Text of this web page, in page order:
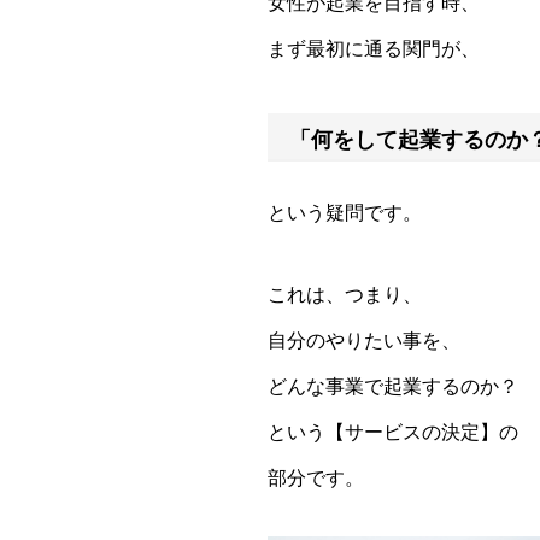
まず最初に通る関門が、
「何をして起業するのか
という疑問です。
これは、つまり、
自分のやりたい事を、
どんな事業で起業するのか？
という【サービスの決定】の
部分です。